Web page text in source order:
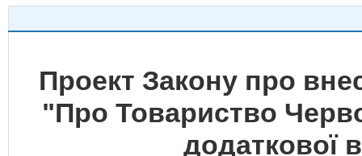
Проект Закону про
"Про Товариство
додаткової